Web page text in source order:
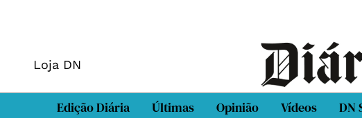
Loja DN
Edição Diária Últimas Opinião Vídeos DN